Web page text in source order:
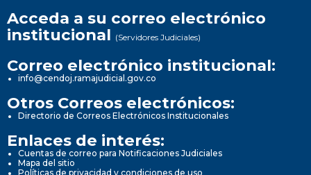
Acceda a su correo electrónico
institucional (Servidores Judiciales)
Correo electrónico institucional:
info@cendoj.ramajudicial.gov.co
Otros Correos electrónicos:
Directorio de Correos Electrónicos Institucionales
Enlaces de interés:
Cuentas de correo para Notificaciones Judiciales
Mapa del sitio
Políticas de privacidad y condiciones de uso